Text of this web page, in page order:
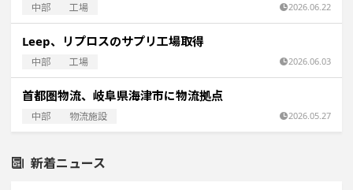
中部 工場 2026.06.22
Leep、リプロスのサプリ工場取得
中部 工場 2026.06.03
首都圏物流、岐阜県海津市に物流拠点
中部 物流施設 2026.05.27
新着ニュース